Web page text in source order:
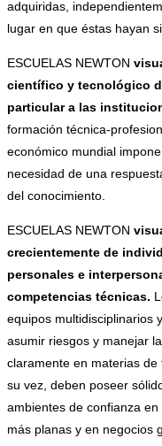
adquiridas,
lugar en que éstas hayan
ESCUELAS NEWTON
científico y tecnológico
particular a las
formación técnica-
económico mundial
necesidad de una
del conocimiento.
ESCUELAS NEWTON
crecientemente de
personales e
competencias técnicas.
equipos multidisciplinarios
asumir riesgos y manejar
claramente en materias
su vez, deben poseer
ambientes de confianza
más planas y en negocios